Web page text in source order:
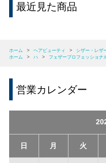
最近見た商品
ホーム > ヘアビューティ > シザー・レザ
ホーム
> ハ > フェザープロフェッショナ
営業カレンダー
日 月 火